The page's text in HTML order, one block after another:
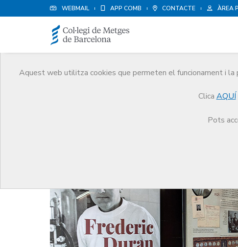
WEBMAIL APP COMB CONTACTE ÀREA
Aquest web utilitza cookies que permeten el funcionament i la
Clica AQUÍ
Pots
El CoMB inaugura l’Any Dr.